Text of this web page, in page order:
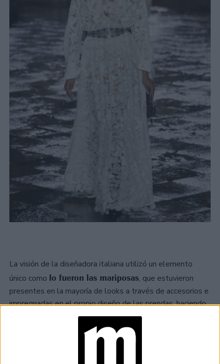
La visión de la diseñadora italiana utilizó un elemento
único como lo fueron las mariposas, que estuvieron
presentes en la mayoría de looks a través de accesorios e
impregnadas en el propio diseño de las prendas, haciendo
una sintonía especial con cada look.
TAMBIÉN TE PUEDE INTERESAR